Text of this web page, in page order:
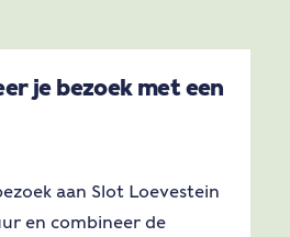
je bezoek met een
aan Slot Loevestein
en combineer de